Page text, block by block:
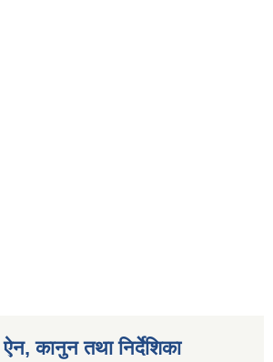
ऐन, कानुन तथा निर्देशिका